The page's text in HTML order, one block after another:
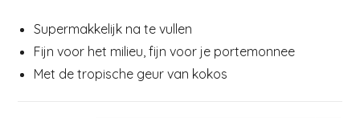
Supermakkelijk na te vullen
Fijn voor het milieu, fijn voor je portemonnee
Met de tropische geur van kokos